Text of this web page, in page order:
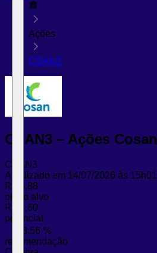
Ações
CSAN3
CSAN3 – Ações Cosan
CSAN3
Atualizado em 14/07/2026 às 15h01
R$ 3,88
preço alvo
R$ 4,60
potencial
18,56 %
recomendação